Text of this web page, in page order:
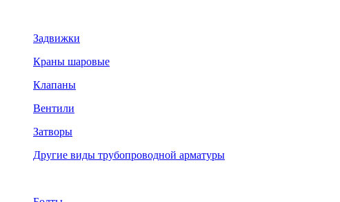
Задвижки
Краны шаровые
Клапаны
Вентили
Затворы
Другие виды трубопроводной арматуры